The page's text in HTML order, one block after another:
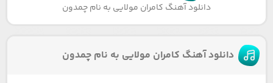
دانلود آهنگ کامران مولایی به نام چمدون
دانلود آهنگ کامران مولایی به نام چمدون